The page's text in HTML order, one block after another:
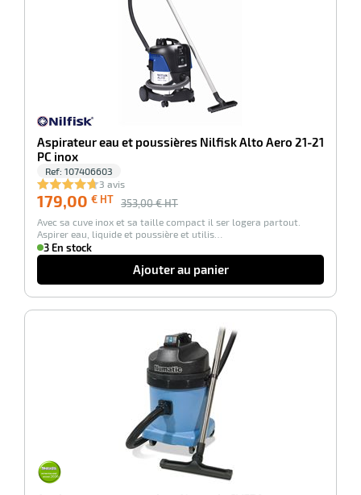
Aspirateur eau et poussières Nilfisk Alto Aero 21-21
PC inox
Ref: 107406603
3 avis
179,00 € HT 353,00 € HT
Avec sa cuve inox et sa taille compact il ser logera partout.
Aspirer eau, liquide et poussière et utilis…
3 En stock
Ajouter au panier